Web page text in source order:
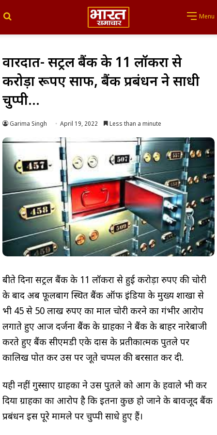
Menu
वारदात- सेंट्रल बैंक के 11 लॉकरों से
करोड़ों रूपए साफ, बैंक प्रबंधन ने साधी
चुप्पी…
Garima Singh April 19, 2022 Less than a minute
बीते दिनों सेंट्रल बैंक के 11 लॉकरों से हुई करोड़ों रुपए की चोरी
के बाद अब फूलबाग स्थित बैंक ऑफ इंडिया के मुख्य शाखा से
भी 45 से 50 लाख रुपए का माल चोरी करने का गंभीर आरोप
लगाते हुए आज दर्जनों बैंक के ग्राहकों ने बैंक के बाहर नारेबाजी
करते हुए बैंक सीएमडी एके दास के प्रतीकात्मक पुतले पर
कालिख पोत कर उस पर जूते चप्पल की बरसात कर दी.
यही नहीं गुस्साए ग्राहकों ने उस पुतले को आग के हवाले भी कर
दिया ग्राहकों का आरोप है कि इतना कुछ हो जाने के बावजूद बैंक
प्रबंधन इस पूरे मामले पर चुप्पी साधे हुए हैं।